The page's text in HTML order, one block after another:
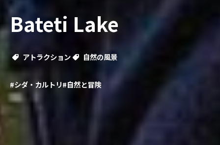
Bateti Lake
アトラクション 自然の風景
#シダ・カルトリ#自然と冒険